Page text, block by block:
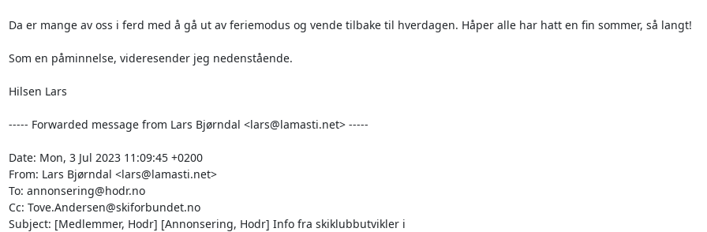
Da er mange av oss i ferd med å gå ut av feriemodus og vende tilbake til hverdagen. Håper alle har hatt en fin sommer, så langt!
Som en påminnelse, videresender jeg nedenstående.
Hilsen Lars
----- Forwarded message from Lars Bjørndal <lars@lamasti.net> -----
Date: Mon, 3 Jul 2023 11:09:45 +0200
From: Lars Bjørndal <lars@lamasti.net>
To: annonsering@hodr.no
Cc: Tove.Andersen@skiforbundet.no
Subject: [Medlemmer, Hodr] [Annonsering, Hodr] Info fra skiklubbutvikler i